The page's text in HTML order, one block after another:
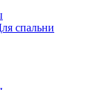
спальни